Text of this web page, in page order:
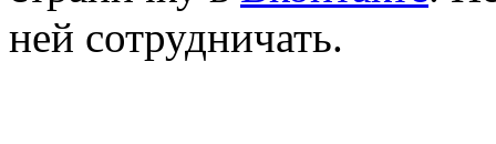
ней сотрудничать.